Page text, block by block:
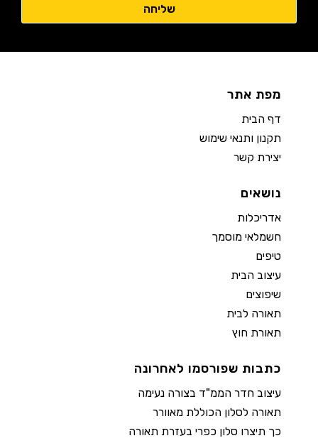
מפת אתר
דף הבית
תקנון ותנאי שימוש
יצירת קשר
נושאים
אדריכלות
חשמלאי מוסמך
טיפים
עיצוב הבית
שיפוצים
תאורה לבית
תאורת חוץ
כתבות שפורסמו לאחרונה
עיצוב חדר הממ"ד בצורה נעימה
תאורה לסלון הכוללת מאוורר
כך תיצרו סלון כפרי בעזרת תאורה